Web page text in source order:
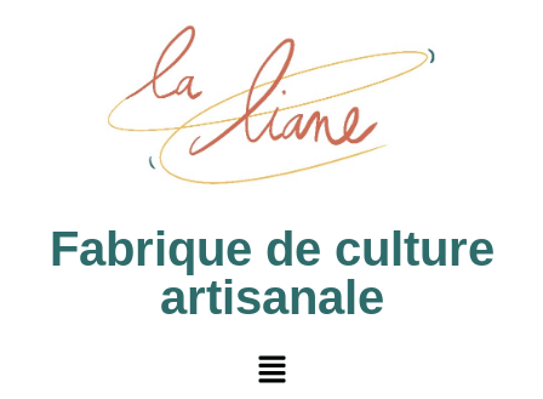
Fabrique de culture
artisanale